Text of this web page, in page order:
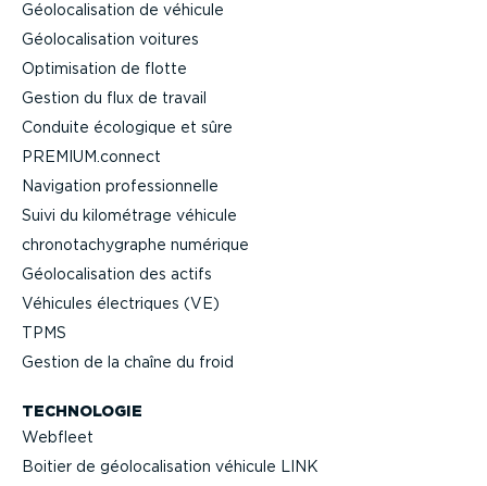
Géolo­ca­li­sation de véhicule
Géolo­ca­li­sation voitures
Optimi­sation de flotte
Gestion du flux de travail
Conduite écologique et sûre
PREMIUM.connect
Navigation profes­sion­nelle
Suivi du kilométrage véhicule
chrono­ta­chy­graphe numérique
Géolo­ca­li­sation des actifs
Véhicules électriques (VE)
TPMS
Gestion de la chaîne du froid
TECHNOLOGIE
Webfleet
Boitier de géolo­ca­li­sation véhicule LINK